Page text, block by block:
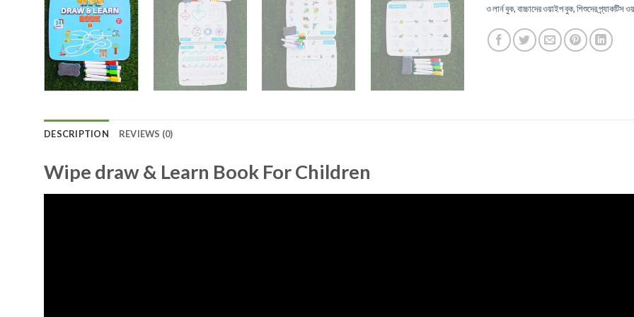
ও লার্ন বুক,বাচ্চাদের ওয়াইপ বুক,শিশুদের প্র্যাকটিস
DESCRIPTION REVIEWS (0)
Wipe draw & Learn Book For Children